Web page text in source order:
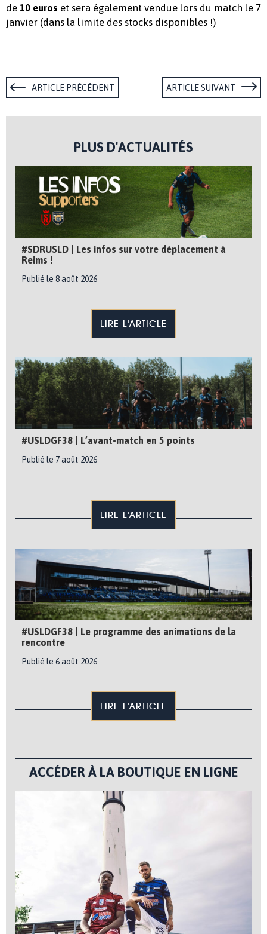
de 10 euros et sera également vendue lors du match le 7
janvier (dans la limite des stocks disponibles !)
ARTICLE PRÉCÉDENT ARTICLE SUIVANT
PLUS D'ACTUALITÉS
#SDRUSLD | Les infos sur votre déplacement à
Reims !
Publié le 8 août 2026
LIRE L'ARTICLE
#USLDGF38 | L’avant-match en 5 points
Publié le 7 août 2026
LIRE L'ARTICLE
#USLDGF38 | Le programme des animations de la
rencontre
Publié le 6 août 2026
LIRE L'ARTICLE
ACCÉDER À LA BOUTIQUE EN LIGNE